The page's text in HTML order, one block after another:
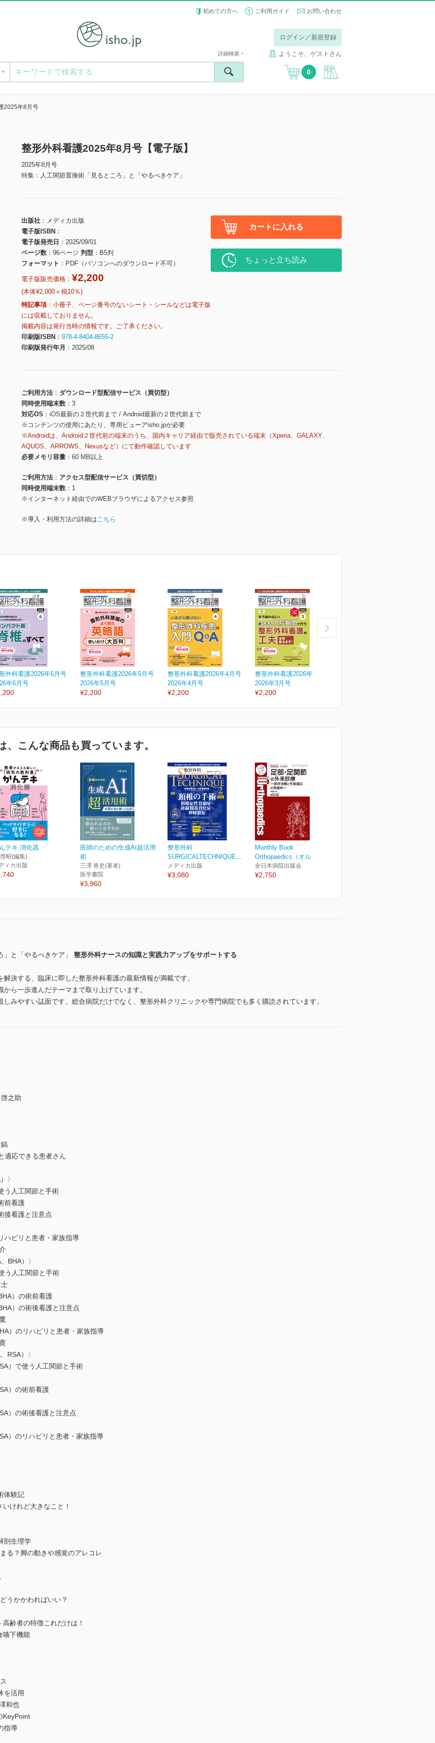
初めての方へ ご利用ガイド お問い合わせ
ログイン／新規登録
ようこそ、ゲストさん
詳細検索
0
2025年8月号
整形外科看護2025年8月号【電子版】
2025年8月号
特集：人工関節置換術「見るところ」と「やるべきケア」
出版社
メディカ出版
電子版ISBN
電子版発売日
2025/09/01
ページ数
96ページ 判型
B5判
フォーマット
PDF（パソコンへのダウンロード不可）
電子版販売価格： ¥2,200
(本体¥2,000＋税10％)
特記事項
小冊子、ページ番号のないシート・シールなどは電子版
には収載しておりません。
掲載内容は発行当時の情報です。ご了承ください。
印刷版ISBN
978-4-8404-8655-2
印刷版発行年月
2025/08
カートに入れる
ちょっと立ち読み
ご利用方法
ダウンロード型配信サービス（買切型）
同時使用端末数
3
対応OS
iOS最新の２世代前まで / Android最新の２世代前まで
※コンテンツの使用にあたり、専用ビューアisho.jpが必要
※Androidは、Android２世代前の端末のうち、国内キャリア経由で販売されている端末（Xperia、GALAXY、
AQUOS、ARROWS、Nexusなど）にて動作確認しています
必要メモリ容量
60 MB以上
ご利用方法
アクセス型配信サービス（買切型）
同時使用端末数
1
※インターネット経由でのWEBブラウザによるアクセス参照
※導入・利用方法の詳細はこちら
外科看護2026年6月号
年6月号
整形外科看護2026年5月号
2026年5月号
¥2,200
整形外科看護2026年4月号
2026年4月号
¥2,200
整形外科看護2026年3月号
2026年3月号
¥2,200
、こんな商品も買っています。
テキ 消化器
昭(編集)
ィカ出版
医師のための生成AI超活用
術
三澤 将史(著者)
医学書院
¥3,960
整形外科
SURGICALTECHNIQUE...
メディカ出版
¥3,080
Monthly Book
Orthopaedics（オルソペ...
全日本病院出版会
¥2,750
と「やるべきケア」 整形外科ナースの知識と実践力アップをサポートする
決する、臨床に即した整形外科看護の最新情報が満載です。
ら一歩進んだテーマまで取り上げています。
みやすい誌面です。総合病院だけでなく、整形外科クリニックや専門病院でも多く購読されています。
之助
適応できる患者さん
〉
う人工関節と手術
前看護
後看護と注意点
ビリと患者・家族指導
BHA）〉
う人工関節と手術
）の術前看護
）の術後看護と注意点
）のリハビリと患者・家族指導
RSA）〉
）で使う人工関節と手術
）の術前看護
）の術後看護と注意点
）のリハビリと患者・家族指導
体験記
けれど大きなこと！
剖生理学
る？脚の動きや感覚のアレコレ
うかかわればいい？
齢者の特徴これだけは！
嚥下機能
を活用
和也
KeyPoint
指導